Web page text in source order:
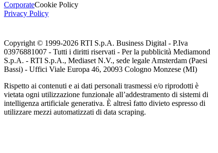
CorporateCookie Policy
Privacy Policy
Copyright © 1999-2026 RTI S.p.A. Business Digital - P.Iva
03976881007 - Tutti i diritti riservati - Per la pubblicità Mediamond
S.p.A. - RTI S.p.A., Mediaset N.V., sede legale Amsterdam (Paesi
Bassi) - Uffici Viale Europa 46, 20093 Cologno Monzese (MI)
Rispetto ai contenuti e ai dati personali trasmessi e/o riprodotti è
vietata ogni utilizzazione funzionale all’addestramento di sistemi di
intelligenza artificiale generativa. È altresì fatto divieto espresso di
utilizzare mezzi automatizzati di data scraping.